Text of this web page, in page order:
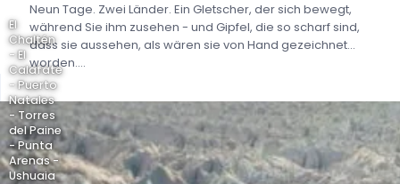
Neun Tage. Zwei Länder. Ein Gletscher, der sich bewegt,
während Sie ihm zusehen - und Gipfel, die so scharf sind,
dass sie aussehen, als wären sie von Hand gezeichnet
worden....
El
Chaltén
- El
Calafate
- Puerto
Natales
- Torres
del Paine
- Punta
Arenas -
Ushuaia